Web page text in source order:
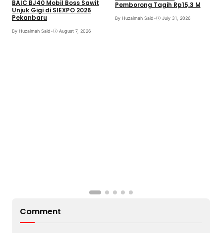
BAIC BJ40 Mobil Boss Sawit
Unjuk Gigi di SIEXPO 2026
Pekanbaru
By Huzaimah Said• August 7, 2026
Pemborong Tagih Rp15,3 M
By Huzaimah Said• July 31, 2026
Comment